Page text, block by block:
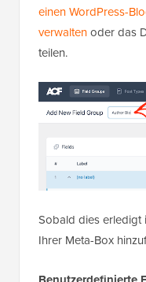
einen WordPress-
verwaltenoder das
teilen.
Sobald dies erledigt
Ihrer Meta-Box